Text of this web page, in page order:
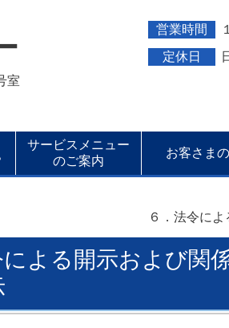
室
営業時間
定休日
サービスメニュー
のご案内
お客さま
６．法令に
による開示および関